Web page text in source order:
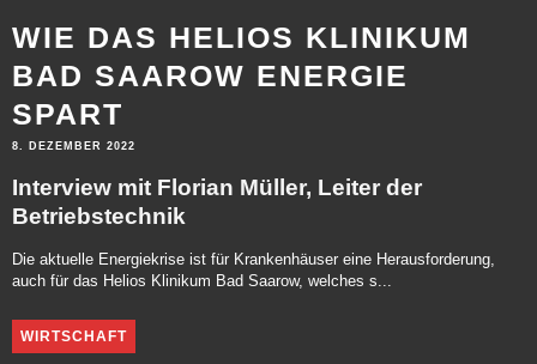
WIE DAS HELIOS KLINIKUM
BAD SAAROW ENERGIE
SPART
8. DEZEMBER 2022
Interview mit Florian Müller, Leiter der
Betriebstechnik
Die aktuelle Energiekrise ist für Krankenhäuser eine Herausforderung,
auch für das Helios Klinikum Bad Saarow, welches s...
WIRTSCHAFT